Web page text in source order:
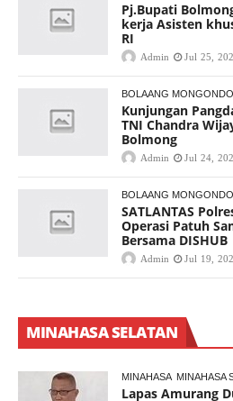
Pj.Bupati
kerja Asisten
RI
Admin Jul 25,
BOLAANG
Kunjungan
TNI Chandra
Bolmong
Admin Jul 24,
BOLAANG
SATLANTAS
Operasi Patuh
Bersama DISHUB
Admin Jul 19,
MINAHASA SELATAN
MINAHASA MINAHASA
Lapas Amurang